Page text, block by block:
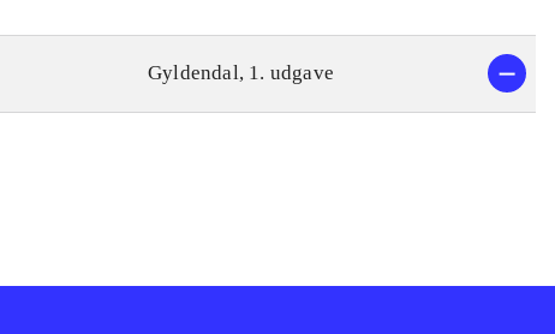
Gyldendal, 1. udgave